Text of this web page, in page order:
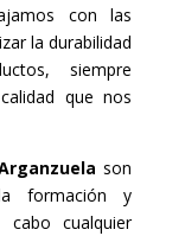
con las
la durabilidad
siempre
que nos
son
formación y
cabo cualquier